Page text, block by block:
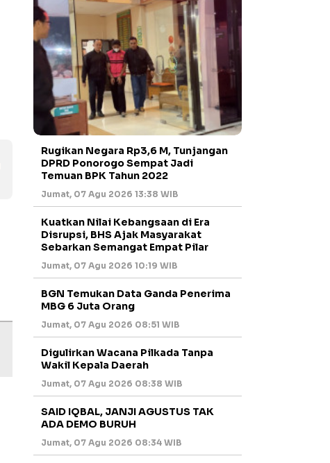
Rugikan Negara Rp3,6 M, Tunjangan
DPRD Ponorogo Sempat Jadi
Temuan BPK Tahun 2022
Jumat, 07 Agu 2026 13:38 WIB
Kuatkan Nilai Kebangsaan di Era
Disrupsi, BHS Ajak Masyarakat
Sebarkan Semangat Empat Pilar
Jumat, 07 Agu 2026 10:19 WIB
BGN Temukan Data Ganda Penerima
MBG 6 Juta Orang
Jumat, 07 Agu 2026 08:51 WIB
Digulirkan Wacana Pilkada Tanpa
Wakil Kepala Daerah
Jumat, 07 Agu 2026 08:38 WIB
SAID IQBAL, JANJI AGUSTUS TAK
ADA DEMO BURUH
Jumat, 07 Agu 2026 08:34 WIB